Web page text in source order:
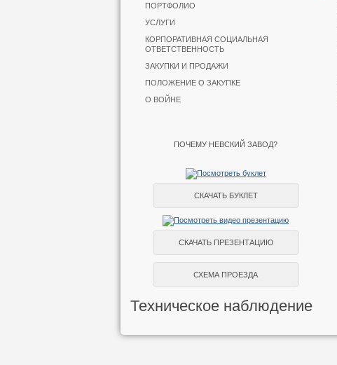
ПОРТФОЛИО
УСЛУГИ
КОРПОРАТИВНАЯ СОЦИАЛЬНАЯ
ОТВЕТСТВЕННОСТЬ
ЗАКУПКИ И ПРОДАЖИ
ПОЛОЖЕНИЕ О ЗАКУПКЕ
О ВОЙНЕ
ПОЧЕМУ НЕВСКИЙ ЗАВОД?
СКАЧАТЬ БУКЛЕТ
СКАЧАТЬ ПРЕЗЕНТАЦИЮ
СХЕМА ПРОЕЗДА
Техническое наблюдение